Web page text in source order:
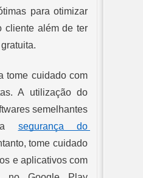
para otimizar
cliente além de ter
tome cuidado com
A utilização do
semelhantes
a segurança do
tome cuidado
e aplicativos com